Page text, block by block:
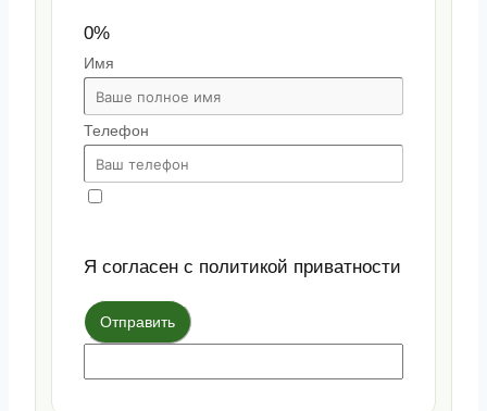
0%
Имя
Телефон
Я согласен с политикой приватности
Отправить